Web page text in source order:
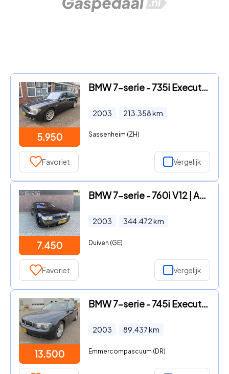
5.950
BMW 7-serie - 735i Executive full option lage kms
2003 213.358km
Sassenheim (ZH)
Favoriet Vergelijk
7.450
BMW 7-serie - 760i V12 | Alpina | Nieuw APK | NAP
2003 344.472km
Duiven (GE)
Favoriet Vergelijk
13.500
BMW 7-serie - 745i Executive
2003 89.437km
Emmercompascuum (DR)